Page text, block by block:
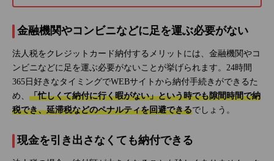
金融機関やコンビニなどに足を運ぶ必要がない
法人税をクレジットカード納付するメリットには、金融機関やコ
ンビニなどに足を運ぶ必要がないことが挙げられます。24時間
365日好きなタイミングでWEBサイトから納付手続きができるた
め、 「忙しくて納付に行く暇がない」という時でも隙間時間で納
税でき、延滞税などのペナルティを回避できるでしょう。
現金を引き出さなくても納付できる